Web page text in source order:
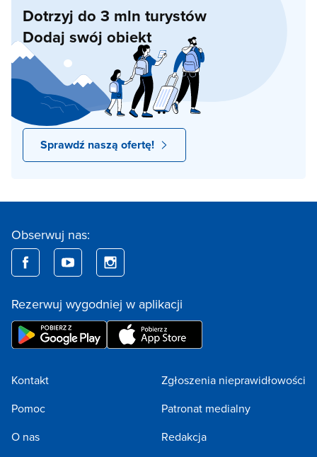
Dotrzyj do 3 mln turystów
Dodaj swój obiekt
Sprawdź naszą ofertę!
Obserwuj nas:
Rezerwuj wygodniej w aplikacji
Kontakt
Pomoc
O nas
Zgłoszenia nieprawidłowości
Patronat medialny
Redakcja